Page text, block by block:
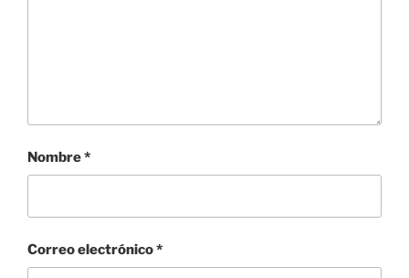
Nombre*
Correo electrónico*